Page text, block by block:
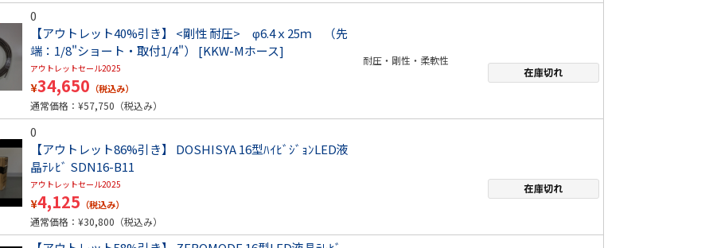
0
【アウトレット40%引き】 <剛性 耐圧> φ6.4ｘ25ｍ （先
端：1/8"ショート・取付1/4"） [KKW-Mホース]
アウトレットセール2025
¥34,650 （税込み）
通常価格：¥57,750 （税込み）
耐圧・剛性・柔軟性
0
【アウトレット86%引き】 DOSHISYA 16型ﾊｲﾋﾞｼﾞｮﾝLED液
晶ﾃﾚﾋﾞ SDN16-B11
アウトレットセール2025
¥4,125 （税込み）
通常価格：¥30,800 （税込み）